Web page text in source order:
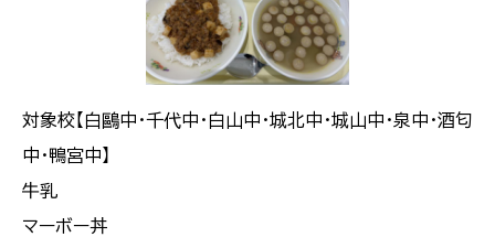
対象校【白鷗中・千代中・白山中・城北中・城山中・泉中・酒匂
中・鴨宮中】
牛乳
マーボー丼